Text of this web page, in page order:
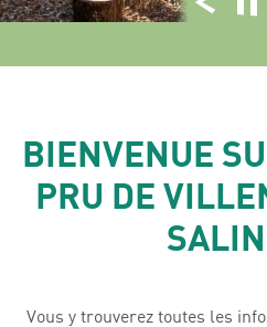
Photo
BIENVENUE
PRU DE
Vous y trouverez toutes les